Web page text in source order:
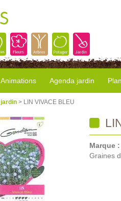
Animations Agenda jardin
> LIN VIVACE BLEU
Marque :
Graines